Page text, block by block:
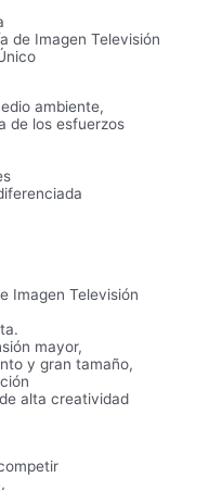
de Imagen Televisión
ambiente,
de los esfuerzos
Imagen Televisión
mayor,
y gran tamaño,
alta creatividad